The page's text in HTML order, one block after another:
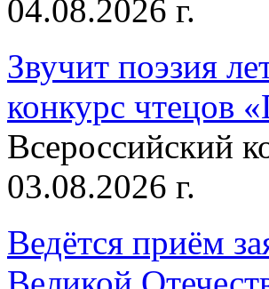
04.08.2026 г.
Звучит поэзия
конкурс чтецов
Всероссийский
03.08.2026 г.
Ведётся приём